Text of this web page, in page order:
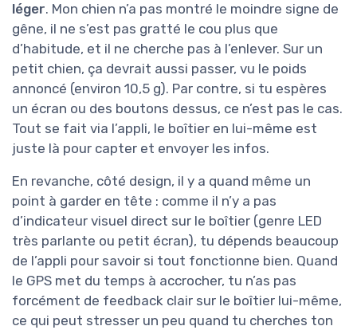
léger. Mon chien n’a pas montré le moindre signe de
gêne, il ne s’est pas gratté le cou plus que
d’habitude, et il ne cherche pas à l’enlever. Sur un
petit chien, ça devrait aussi passer, vu le poids
annoncé (environ 10,5 g). Par contre, si tu espères
un écran ou des boutons dessus, ce n’est pas le cas.
Tout se fait via l’appli, le boîtier en lui-même est
juste là pour capter et envoyer les infos.
En revanche, côté design, il y a quand même un
point à garder en tête : comme il n’y a pas
d’indicateur visuel direct sur le boîtier (genre LED
très parlante ou petit écran), tu dépends beaucoup
de l’appli pour savoir si tout fonctionne bien. Quand
le GPS met du temps à accrocher, tu n’as pas
forcément de feedback clair sur le boîtier lui-même,
ce qui peut stresser un peu quand tu cherches ton